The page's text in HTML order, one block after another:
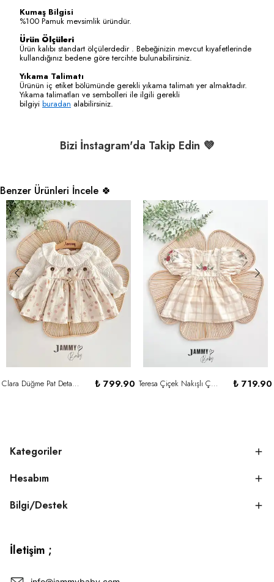
Kumaş Bilgisi
%100 Pamuk mevsimlik üründür.
Ürün Ölçüleri
Ürün kalıbı standart ölçülerdedir . Bebeğinizin mevcut kıyafetlerinde
kullandığınız bedene göre tercihte bulunabilirsiniz.
Yıkama Talimatı
Ürünün iç etiket bölümünde gerekli yıkama talimatı yer almaktadır.
Yıkama talimatları ve sembolleri ile ilgili gerekli
bilgiyi buradan alabilirsiniz.
Bizi İnstagram'da Takip Edin 💜
Benzer Ürünleri İncele 🍀
Clara Düğme Pat Detaylı Elbise-BEJ ₺ 799.90 Teresa Çiçek Nakışlı Çizgi Desenli Elbise-BEJ ₺ 719.90
Kategoriler
Hesabım
Bilgi/Destek
İletişim ;